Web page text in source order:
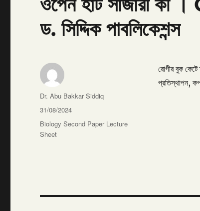
ড. সিদ্দিক পাবলিকেশন্স
রোগীর বুক কেটে
প্রতিস্থাপন,
Author
Dr. Abu Bakkar Siddiq
Posted
on
31/08/2024
Categories
Biology Second Paper Lecture
Sheet